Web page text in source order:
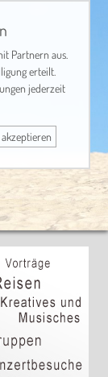
Partnern aus.
erteilt.
jederzeit